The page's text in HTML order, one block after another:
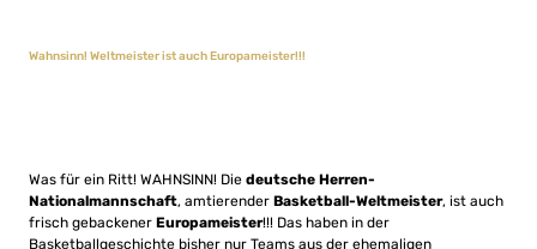
Wahnsinn! Weltmeister ist auch Europameister!!!
Was für ein Ritt! WAHNSINN! Die deutsche Herren-
Nationalmannschaft, amtierender Basketball-Weltmeister, ist auch
frisch gebackener Europameister!!! Das haben in der
Basketballgeschichte bisher nur Teams aus der ehemaligen